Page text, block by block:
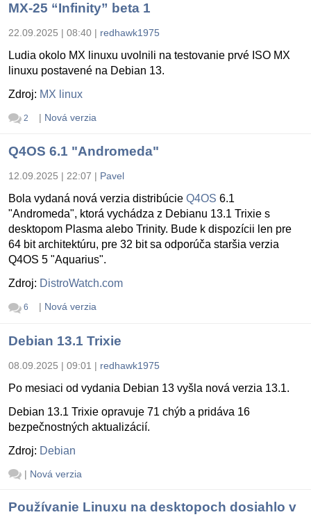
MX-25 “Infinity” beta 1
22.09.2025 | 08:40 | redhawk1975
Ludia okolo MX linuxu uvolnili na testovanie prvé ISO MX
linuxu postavené na Debian 13.
Zdroj: MX linux
2 | Nová verzia
Q4OS 6.1 "Andromeda"
12.09.2025 | 22:07 | Pavel
Bola vydaná nová verzia distribúcie Q4OS 6.1
"Andromeda", ktorá vychádza z Debianu 13.1 Trixie s
desktopom Plasma alebo Trinity. Bude k dispozícii len pre
64 bit architektúru, pre 32 bit sa odporúča staršia verzia
Q4OS 5 "Aquarius".
Zdroj: DistroWatch.com
6 | Nová verzia
Debian 13.1 Trixie
08.09.2025 | 09:01 | redhawk1975
Po mesiaci od vydania Debian 13 vyšla nová verzia 13.1.
Debian 13.1 Trixie opravuje 71 chýb a pridáva 16
bezpečnostných aktualizácií.
Zdroj: Debian
| Nová verzia
Používanie Linuxu na desktopoch dosiahlo v